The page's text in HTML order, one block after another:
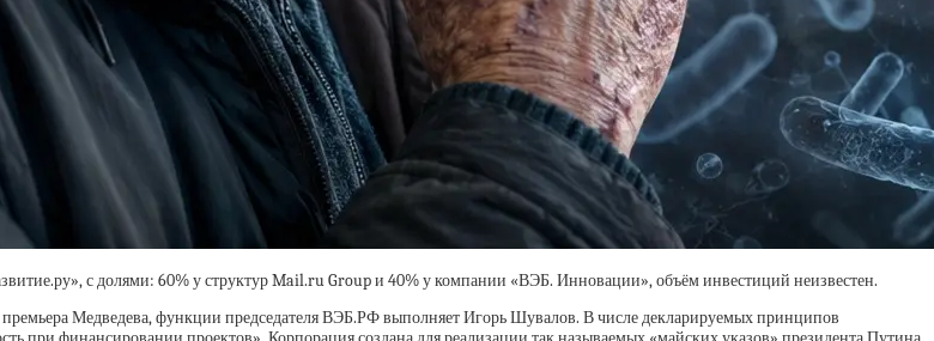
с долями: 60% у структур Mail.ru Group и 40% у компании «ВЭБ. Инновации», объём инвестиций неизвестен.
Медведева, функции председателя ВЭБ.РФ выполняет Игорь Шувалов. В числе декларируемых принципов